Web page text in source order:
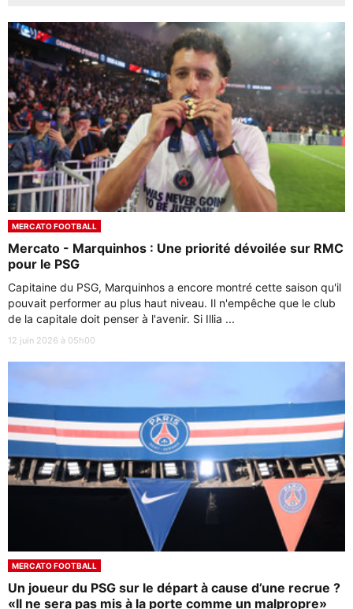
MERCATO FOOTBALL
Mercato - Marquinhos : Une priorité dévoilée sur RMC
pour le PSG
Capitaine du PSG, Marquinhos a encore montré cette saison qu'il
pouvait performer au plus haut niveau. Il n'empêche que le club
de la capitale doit penser à l'avenir. Si Illia ...
12 juin 2026 à 05h00
MERCATO FOOTBALL
Un joueur du PSG sur le départ à cause d’une recrue ?
«Il ne sera pas mis à la porte comme un malpropre»